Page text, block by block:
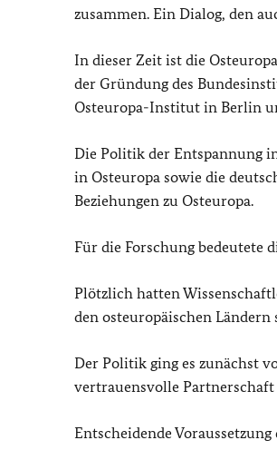
zusammen. Ein Dialog, den
In dieser Zeit ist die
der Gründung des
Osteuropa-Institut in Berlin
Die Politik der Entspannung
in Osteuropa sowie die
Beziehungen zu Osteuropa.
Für die Forschung bedeutete
Plötzlich hatten
den osteuropäischen
Der Politik ging es zunächst
vertrauensvolle Partnerschaft
Entscheidende